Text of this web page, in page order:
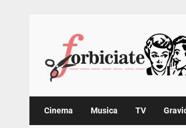
content
Cinema Musica TV